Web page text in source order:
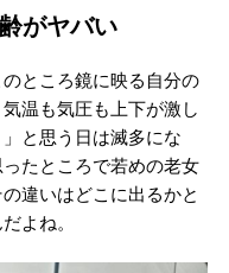
がヤバい
ところ鏡に映る自分の
温も気圧も上下が激し
と思う日は滅多にな
たところで若めの老女
違いはどこに出るかと
よね。